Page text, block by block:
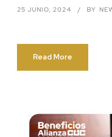
25 JUNIO, 2024 BY
Read More